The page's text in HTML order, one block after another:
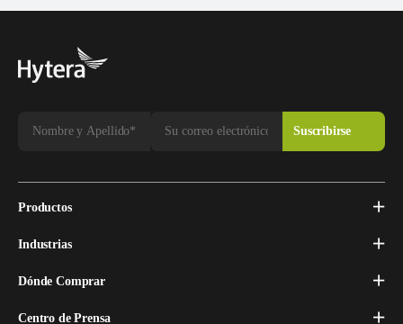
Productos
Industrias
Dónde Comprar
Centro de Prensa